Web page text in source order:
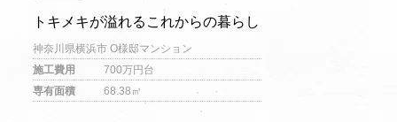
トキメキが溢れるこれからの暮らし
神奈川県横浜市 O様邸マンション
施工費用
700万円台
専有面積
68.38㎡